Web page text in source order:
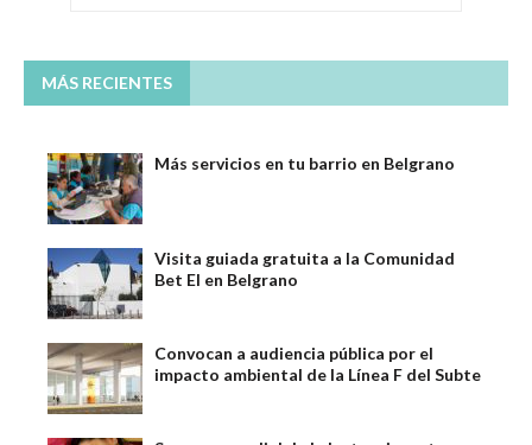
MÁS RECIENTES
Más servicios en tu barrio en Belgrano
Visita guiada gratuita a la Comunidad
Bet El en Belgrano
Convocan a audiencia pública por el
impacto ambiental de la Línea F del Subte